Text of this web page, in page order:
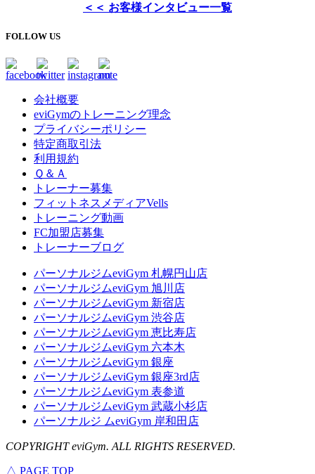
＜＜ お客様インタビュー一覧
FOLLOW US
会社概要
eviGymのトレーニング理念
プライバシーポリシー
特定商取引法
利用規約
Ｑ＆Ａ
トレーナー募集
フィットネスメディアVells
トレーニング動画
FC加盟店募集
トレーナーブログ
パーソナルジムeviGym 札幌円山店
パーソナルジムeviGym 旭川店
パーソナルジムeviGym 新宿店
パーソナルジムeviGym 渋谷店
パーソナルジムeviGym 恵比寿店
パーソナルジムeviGym 六本木
パーソナルジムeviGym 銀座
パーソナルジムeviGym 銀座3rd店
パーソナルジムeviGym 表参道
パーソナルジムeviGym 武蔵小杉店
パーソナルジ ムeviGym 岸和田店
COPYRIGHT eviGym. ALL RIGHTS RESERVED.
△ PAGE TOP